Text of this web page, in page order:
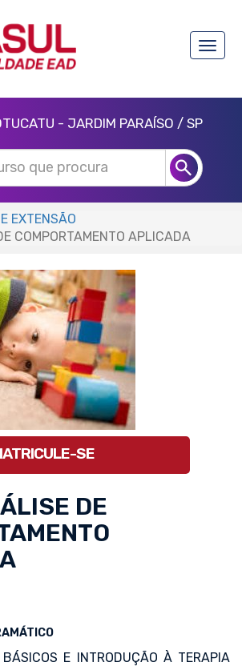
Toggle
- JARDIM PARAÍSO / SP
EXTENSÃO
COMPORTAMENTO APLICADA
SE
DE
BÁSICOS E INTRODUÇÃO À TERAPIA